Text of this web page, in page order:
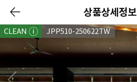
상품상세정보
CLEAN JPP510-250622TW